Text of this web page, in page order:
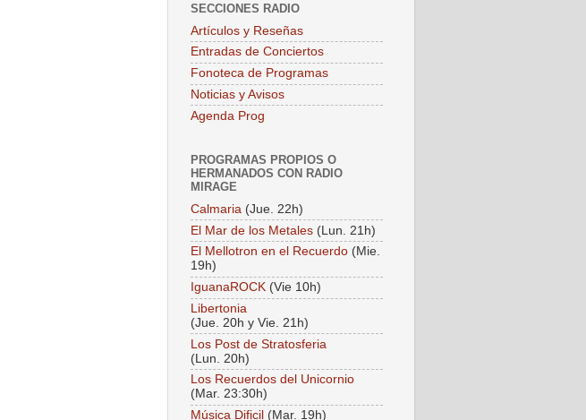
SECCIONES RADIO
Artículos y Reseñas
Entradas de Conciertos
Fonoteca de Programas
Noticias y Avisos
Agenda Prog
PROGRAMAS PROPIOS O
HERMANADOS CON RADIO
MIRAGE
Calmaria (Jue. 22h)
El Mar de los Metales (Lun. 21h)
El Mellotron en el Recuerdo (Mie.
19h)
IguanaROCK (Vie 10h)
Libertonia
(Jue. 20h y Vie. 21h)
Los Post de Stratosferia
(Lun. 20h)
Los Recuerdos del Unicornio
(Mar. 23:30h)
Música Dificil (Mar. 19h)